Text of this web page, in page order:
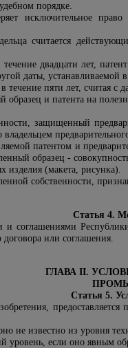
порядке.
исключительное
считается
течение двадцати лет,
даты, устанавливаемой
течение пяти лет, считая с
и патента на
защищенный
патентом и
образец -
изделия (макета, рисунка).
собственности,
Статья 4.
соглашениями
или соглашения.
ГЛАВА II.
Статья 5.
не известно из уровня
уровень, если оно явным